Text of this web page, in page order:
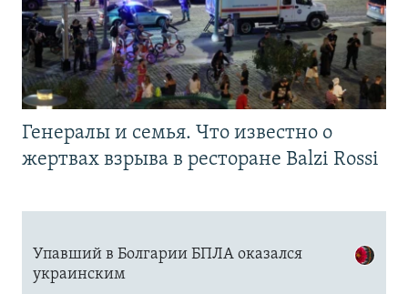
Генералы и семья. Что известно о
жертвах взрыва в ресторане Balzi Rossi